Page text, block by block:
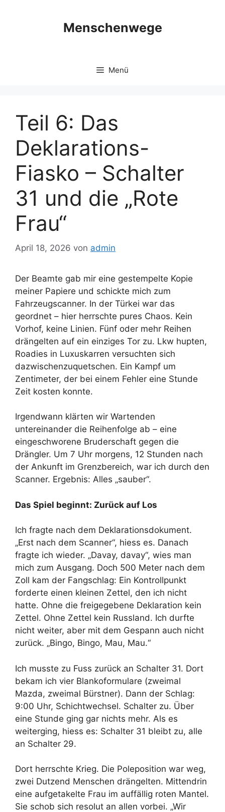
Menschenwege
Menü
Teil 6: Das
Deklarations-
Fiasko – Schalter
31 und die „Rote
Frau“
April 18, 2026 von admin
Der Beamte gab mir eine gestempelte Kopie
meiner Papiere und schickte mich zum
Fahrzeugscanner. In der Türkei war das
geordnet – hier herrschte pures Chaos. Kein
Vorhof, keine Linien. Fünf oder mehr Reihen
drängelten auf ein einziges Tor zu. Lkw hupten,
Roadies in Luxuskarren versuchten sich
dazwischenzuquetschen. Ein Kampf um
Zentimeter, der bei einem Fehler eine Stunde
Zeit kosten konnte.
Irgendwann klärten wir Wartenden
untereinander die Reihenfolge ab – eine
eingeschworene Bruderschaft gegen die
Drängler. Um 7 Uhr morgens, 12 Stunden nach
der Ankunft im Grenzbereich, war ich durch den
Scanner. Ergebnis: Alles „sauber“.
Das Spiel beginnt: Zurück auf Los
Ich fragte nach dem Deklarationsdokument.
„Erst nach dem Scanner“, hiess es. Danach
fragte ich wieder. „Davay, davay“, wies man
mich zum Ausgang. Doch 500 Meter nach dem
Zoll kam der Fangschlag: Ein Kontrollpunkt
forderte einen kleinen Zettel, den ich nicht
hatte. Ohne die freigegebene Deklaration kein
Zettel. Ohne Zettel kein Russland. Ich durfte
nicht weiter, aber mit dem Gespann auch nicht
zurück. „Bingo, Bingo, Mau, Mau.“
Ich musste zu Fuss zurück an Schalter 31. Dort
bekam ich vier Blankoformulare (zweimal
Mazda, zweimal Bürstner). Dann der Schlag:
9:00 Uhr, Schichtwechsel. Schalter zu. Über
eine Stunde ging gar nichts mehr. Als es
weiterging, hiess es: Schalter 31 bleibt zu, alle
an Schalter 29.
Dort herrschte Krieg. Die Poleposition war weg,
zwei Dutzend Menschen drängelten. Mittendrin
eine aufgetakelte Frau im auffällig roten Mantel.
Sie schob sich resolut an allen vorbei. „Wir